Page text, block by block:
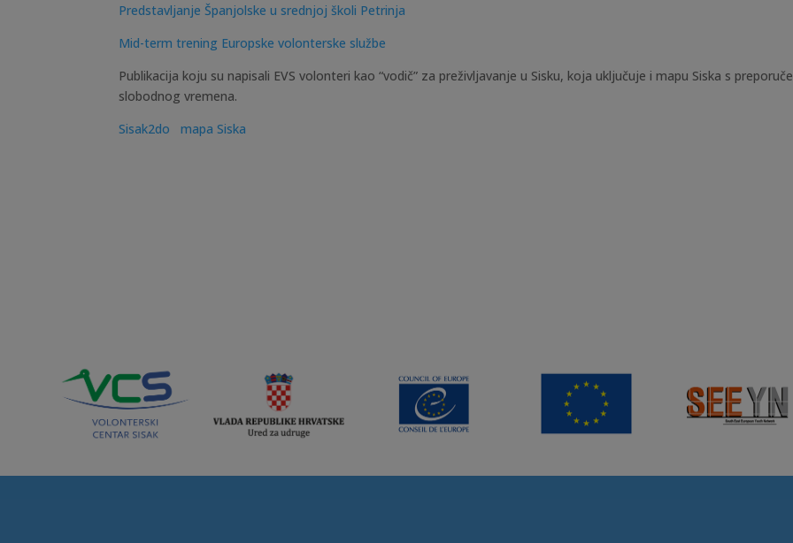
Predstavljanje Španjolske u srednjoj školi Petrinja
Mid-term trening Europske volonterske službe
Publikacija koju su napisali EVS volonteri kao “vodič” za preživljavanje u Sisku, koja uključuje i mapu Siska s
slobodnog vremena.
Sisak2do
mapa Siska